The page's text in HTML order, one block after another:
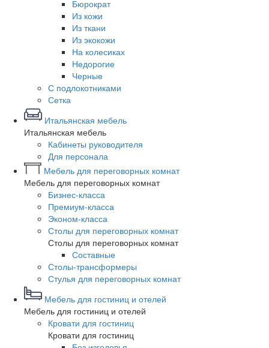
Бюрократ
Из кожи
Из ткани
Из экокожи
На колесиках
Недорогие
Черные
С подлокотниками
Сетка
Итальянская мебель
Итальянская мебель
Кабинеты руководителя
Для персонала
Мебель для переговорных комнат
Мебель для переговорных комнат
Бизнес-класса
Премиум-класса
Эконом-класса
Столы для переговорных комнат
Столы для переговорных комнат
Составные
Столы-трансформеры
Стулья для переговорных комнат
Мебель для гостиниц и отелей
Мебель для гостиниц и отелей
Кровати для гостиниц
Кровати для гостиниц